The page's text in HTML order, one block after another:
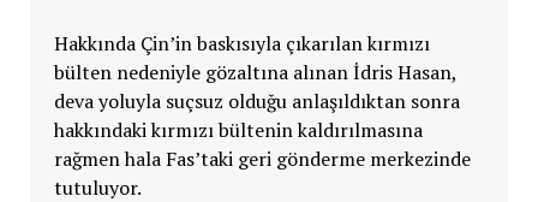
Hakkında Çin’in baskısıyla çıkarılan kırmızı
bülten nedeniyle gözaltına alınan İdris Hasan,
deva yoluyla suçsuz olduğu anlaşıldıktan sonra
hakkındaki kırmızı bültenin kaldırılmasına
rağmen hala Fas’taki geri gönderme merkezinde
tutuluyor.